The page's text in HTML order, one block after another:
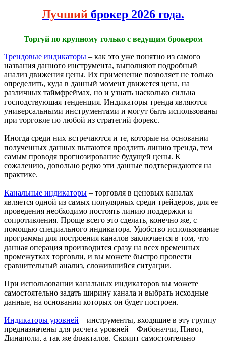
Лучший брокер 2026 года.
Торгуй по крупному только с ведущим брокером
Трендовые индикаторы – как это уже понятно из самого
названия данного инструмента, выполняют подробный
анализ движения цены. Их применение позволяет не только
определить, куда в данный момент движется цена, на
различных таймфреймах, но и узнать насколько сильна
господствующая тенденция. Индикаторы тренда являются
универсальными инструментами и могут быть использованы
при торговле по любой из стратегий форекс.
Иногда среди них встречаются и те, которые на основании
полученных данных пытаются продлить линию тренда, тем
самым проводя прогнозирование будущей цены. К
сожалению, довольно редко эти данные подтверждаются на
практике.
Канальные индикаторы – торговля в ценовых каналах
является одной из самых популярных среди трейдеров, для ее
проведения необходимо постоять линию поддержки и
сопротивления. Проще всего это сделать, конечно же, с
помощью специального индикатора. Удобство использование
программы для построения каналов заключается в том, что
данная операция производится сразу на всех временных
промежутках торговли, и вы можете быстро провести
сравнительный анализ, сложившийся ситуации.
При использовании канальных индикаторов вы можете
самостоятельно задать ширину канала и выбрать исходные
данные, на основании которых он будет построен.
Индикаторы уровней – инструменты, входящие в эту группу
предназначены для расчета уровней – Фибоначчи, Пивот,
Динаполи, а так же фракталов. Скрипт самостоятельно